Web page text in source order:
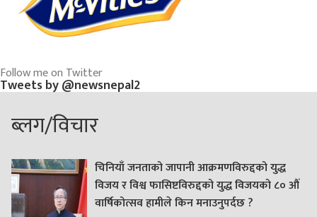
Follow me on Twitter
Tweets by @newsnepal2
ब्लग/विचार
चिनियाँ जनताको जापानी आक्रमणविरुद्दको युद्ध
विजय र विश्व फासिष्टविरुद्दको युद्ध विजयको ८० औं
वार्षिकोत्सव हामीले किन मनाउनुपर्दछ ?